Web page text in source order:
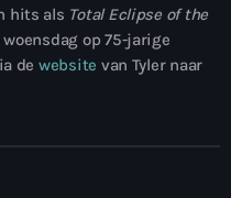
hits als Total Eclipse of the
woensdag op 75-jarige
de website van Tyler naar